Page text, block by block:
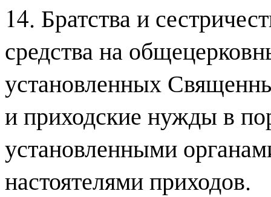
14. Братства и
средства на
установленных
и приходские нужды в
установленными
настоятелями приходов.